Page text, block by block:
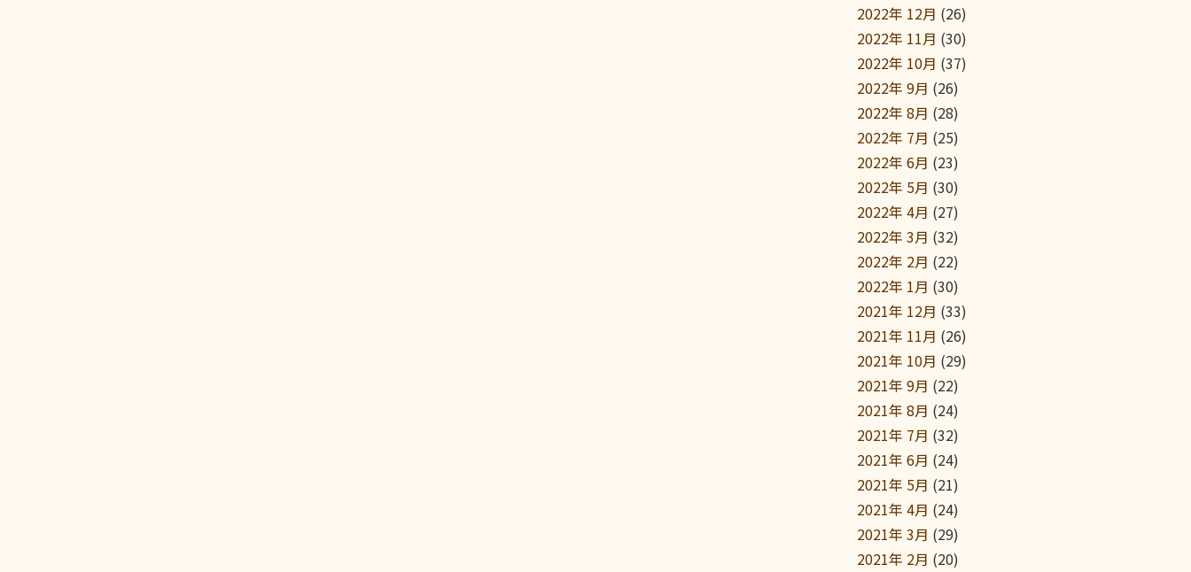
2022年 12月 (26)
2022年 11月 (30)
2022年 10月 (37)
2022年 9月 (26)
2022年 8月 (28)
2022年 7月 (25)
2022年 6月 (23)
2022年 5月 (30)
2022年 4月 (27)
2022年 3月 (32)
2022年 2月 (22)
2022年 1月 (30)
2021年 12月 (33)
2021年 11月 (26)
2021年 10月 (29)
2021年 9月 (22)
2021年 8月 (24)
2021年 7月 (32)
2021年 6月 (24)
2021年 5月 (21)
2021年 4月 (24)
2021年 3月 (29)
2021年 2月 (20)